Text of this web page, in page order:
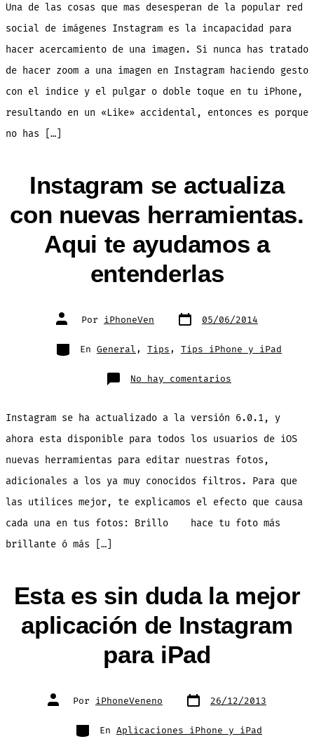
en
de
Instagram
controlando
el
[Tips
iOS]
Una de las cosas que mas desesperan de la popular red
social de imágenes Instagram es la incapacidad para
hacer acercamiento de una imagen. Si nunca has tratado
de hacer zoom a una imagen en Instagram haciendo gesto
con el indice y el pulgar o doble toque en tu iPhone,
resultando en un «Like» accidental, entonces es porque
no has […]
Instagram se actualiza
con nuevas herramientas.
Aqui te ayudamos a
entenderlas
Autor
de Por iPhoneVen Fecha
de 05/06/2014
Categorías
En General , Tips , Tips iPhone y iPad
No hay comentarios
Instagram
con
nuevas
Aqui
te
ayudamos
Instagram se ha actualizado a la versión 6.0.1, y
ahora esta disponible para todos los usuarios de iOS
nuevas herramientas para editar nuestras fotos,
adicionales a los ya muy conocidos filtros. Para que
las utilices mejor, te explicamos el efecto que causa
cada una en tus fotos: Brillo hace tu foto más
brillante ó más […]
Esta es sin duda la mejor
aplicación de Instagram
para iPad
Autor
de Por iPhoneVeneno Fecha
de 26/12/2013
Categorías
En Aplicaciones iPhone y iPad